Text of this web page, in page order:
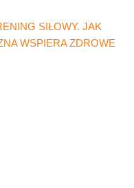
SIŁOWY. JAK
WSPIERA ZDROWE